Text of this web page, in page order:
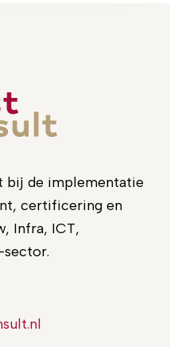
bij de implementatie
certificering en
Infra, ICT,
sector.